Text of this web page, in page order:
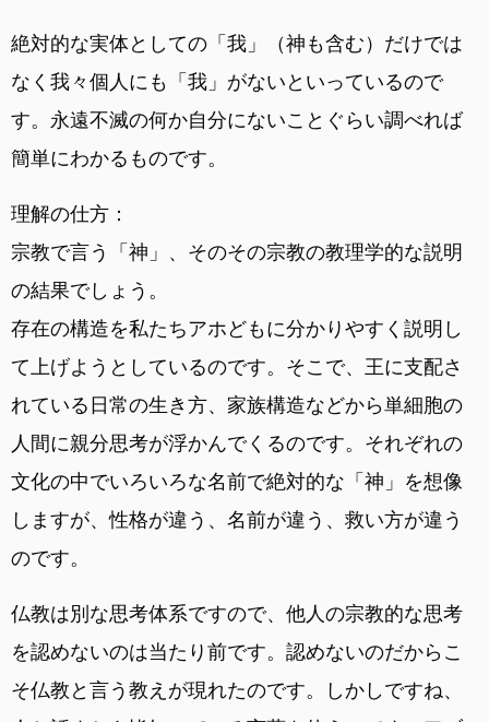
絶対的な実体としての「我」（神も含む）だけでは
なく我々個人にも「我」がないといっているので
す。永遠不滅の何か自分にないことぐらい調べれば
簡単にわかるものです。
理解の仕方：
宗教で言う「神」、そのその宗教の教理学的な説明
の結果でしょう。
存在の構造を私たちアホどもに分かりやすく説明し
て上げようとしているのです。そこで、王に支配さ
れている日常の生き方、家族構造などから単細胞の
人間に親分思考が浮かんでくるのです。それぞれの
文化の中でいろいろな名前で絶対的な「神」を想像
しますが、性格が違う、名前が違う、救い方が違う
のです。
仏教は別な思考体系ですので、他人の宗教的な思考
を認めないのは当たり前です。認めないのだからこ
そ仏教と言う教えが現れたのです。しかしですね、